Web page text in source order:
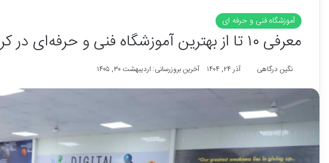
آموزشگاه فنی و حرفه ای
معرفی ۱۰ تا از بهترین آموزشگاه فنی و حرفه‌ای در کرج❤️【سال1405】✅
نگین درگاهی آذر ۲۴, ۱۴۰۴ آخرین بروزرسانی: اردیبهشت ۳۰, ۱۴۰۵